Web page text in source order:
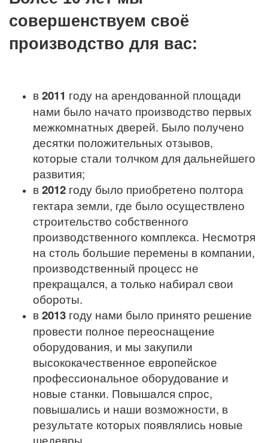
совершенствуем своё
производство для вас:
в2011 году на арендованной площади
нами было начато производство первых
межкомнатных дверей. Было получено
десятки положительных отзывов,
которые стали толчком для дальнейшего
развития;
в2012 году было приобретено полтора
гектара земли, где было осуществлено
строительство собственного
производственного комплекса. Несмотря
на столь большие перемены в компании,
производственный процесс не
прекращался, а только набирал свои
обороты.
в2013 году нами было принято решение
провести полное переоснащение
оборудования, и мы закупили
высококачественное европейское
профессиональное оборудование и
новые станки. Повышался спрос,
повышались и наши возможности, в
результате которых появлялись новые